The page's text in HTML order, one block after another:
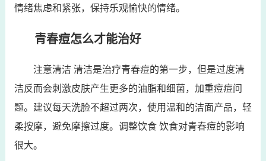
情绪焦虑和紧张，保持乐观愉快的情绪。
青春痘怎么才能治好
注意清洁 清洁是治疗青春痘的第一步，但是过度清
洁反而会刺激皮肤产生更多的油脂和细菌，加重痘痘问
题。建议每天洗脸不超过两次，使用温和的洁面产品，轻
柔按摩，避免摩擦过度。调整饮食 饮食对青春痘的影响
很大。